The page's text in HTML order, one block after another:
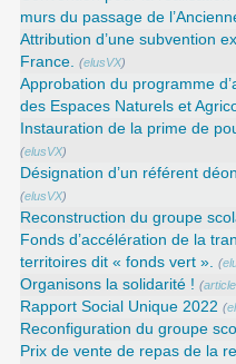
murs du passage de
Attribution d’une subvention
France. (elusVX)
Approbation du programme
des Espaces Naturels et
Instauration de la prime de
(elusVX)
Désignation d’un référent
(elusVX)
Reconstruction du groupe
Fonds d’accélération de la
territoires dit « fonds vert ». (
Organisons la solidarité ! (
Rapport Social Unique 2022 (
Reconfiguration du groupe
Prix de vente de repas de la